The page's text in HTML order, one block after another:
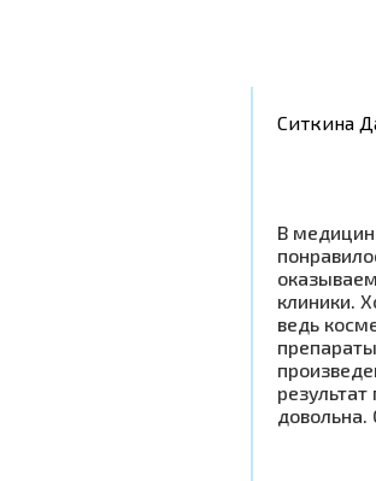
Ситкина
В
клиники.
ведь